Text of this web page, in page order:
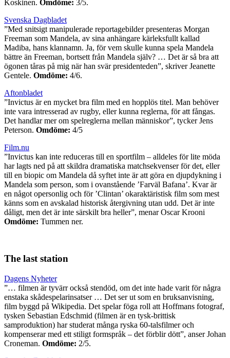
Koskinen. Omdöme: 3/5.
Svenska Dagbladet
”Med snitsigt manipulerade reportagebilder presenteras Morgan
Freeman som Mandela, av sina anhängare kärleksfullt kallad
Madiba, hans klannamn. Ja, för vem skulle kunna spela Mandela
bättre än Freeman, bortsett från Mandela själv? … Det är så bra att
ögonen tåras på mig när han svär presidenteden”, skriver Jeanette
Gentele. Omdöme: 4/6.
Aftonbladet
”Invictus är en mycket bra film med en hopplös titel. Man behöver
inte vara intresserad av rugby, eller kunna reglerna, för att fångas.
Det handlar mer om spelreglerna mellan människor”, tycker Jens
Peterson. Omdöme: 4/5
Film.nu
”Invictus kan inte reduceras till en sportfilm – alldeles för lite möda
har lagts ned på att skildra dramatiska matchsekvenser för det, eller
till en biopic om Mandela då syftet inte är att göra en djupdykning i
Mandela som person, som i ovanstående ’Farväl Bafana’. Kvar är
en något opersonlig och för ’Clintan’ okaraktäristisk film som mest
känns som en avskalad historisk återgivning utan udd. Det är inte
dåligt, men det är inte särskilt bra heller”, menar Oscar Krooni
Omdöme: Tummen ner.
The last station
Dagens Nyheter
”… filmen är tyvärr också stendöd, om det inte hade varit för några
enstaka skådespelarinsatser … Det ser ut som en bruksanvisning,
film byggd på Wikipedia. Det spelar föga roll att Hoffmans fotograf,
tysken Sebastian Edschmid (filmen är en tysk-brittisk
samproduktion) har studerat många ryska 60-talsfilmer och
kompenserar med ett stiligt formspråk – det förblir dött”, anser Johan
Croneman. Omdöme: 2/5.